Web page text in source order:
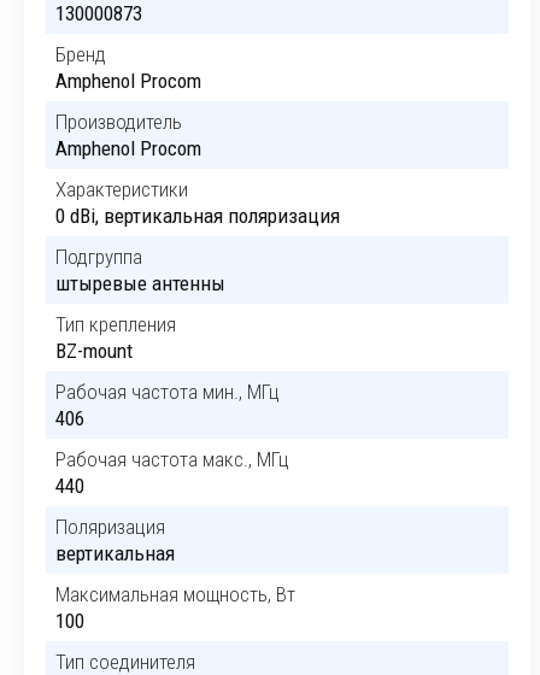
130000873
Бренд
Amphenol Procom
Производитель
Amphenol Procom
Характеристики
0 dBi, вертикальная поляризация
Подгруппа
штыревые антенны
Тип крепления
BZ-mount
Рабочая частота мин., МГц
406
Рабочая частота макс., МГц
440
Поляризация
вертикальная
Максимальная мощность, Вт
100
Тип соединителя